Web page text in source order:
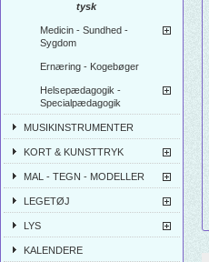
tysk
Medicin - Sundhed -
Sygdom
Ernæring - Kogebøger
Helsepædagogik -
Specialpædagogik
MUSIKINSTRUMENTER
KORT & KUNSTTRYK
MAL - TEGN - MODELLER
LEGETØJ
LYS
KALENDERE